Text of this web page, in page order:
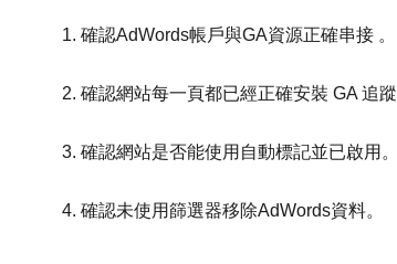
1. 確認AdWords帳戶與GA資源正確串接
2. 確認網站每一頁都已經正確安裝 GA 追蹤
3. 確認網站是否能使用自動標記並已啟用
4. 確認未使用篩選器移除AdWords資料。